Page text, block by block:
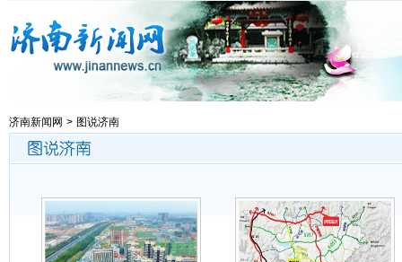
济南新闻网 > 图说济南